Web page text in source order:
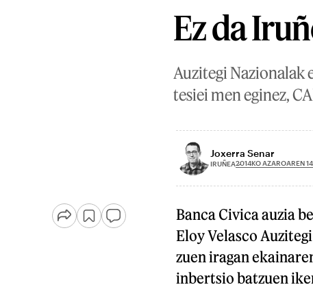
Ez da
Auzitegi Nazionalak
tesiei men eginez,
Joxerra Senar
IRUÑEA2014KO AZAROAREN
Banca Civica auzia
Eloy Velasco
zuen iragan
inbertsio batzuen